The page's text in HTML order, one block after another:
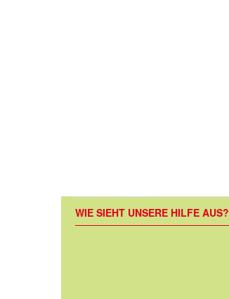
WIE SIEHT UNSERE HILFE AUS?